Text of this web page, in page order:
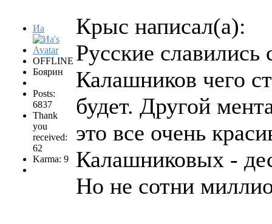
Иа
OFFLINE
Боярин
Posts:
6837
Thank
you
received:
62
Karma: 9
Крыс написал(а):
Русские
Калашников чего
будет. Другой
это все очень
Калашниковых -
Но не сотни